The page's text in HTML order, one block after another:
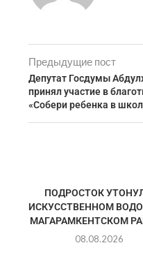
Предыдущие пост
Депутат Госдумы
принял участие в
«Собери ребенка в
ПОДРОСТОК
ИСКУССТВЕННОМ
МАГАРАМКЕНТСКОМ
08.08.2026